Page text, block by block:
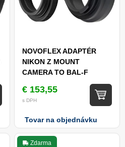
NOVOFLEX ADAPTÉR
NIKON Z MOUNT
CAMERA TO BAL-F
BELLOWS (NIKZA-K +
AFLEX EN)
€ 153,55
s DPH
Tovar na objednávku
Zdarma